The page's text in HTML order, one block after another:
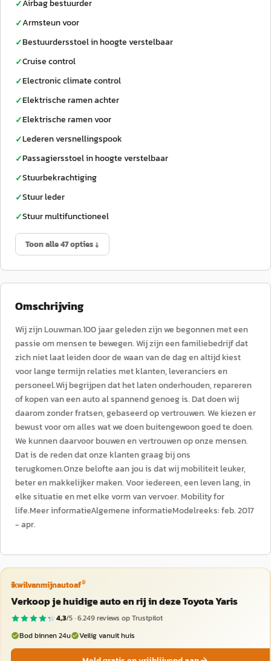
✓Airbag bestuurder
✓Armsteun voor
✓Bestuurdersstoel in hoogte verstelbaar
✓Cruise control
✓Electronic climate control
✓Elektrische ramen achter
✓Elektrische ramen voor
✓Lederen versnellingspook
✓Passagiersstoel in hoogte verstelbaar
✓Stuurbekrachtiging
✓Stuur leder
✓Stuur multifunctioneel
Toon alle 47 opties ↓
Omschrijving
Wij zijn Louwman.100 jaar geleden zijn we begonnen met een
passie om mensen te bewegen. Wij zijn een familiebedrijf dat
zich niet laat leiden door de waan van de dag en altijd kiest
voor lange termijn relaties met klanten, leveranciers en
personeel.Wij begrijpen dat het laten onderhouden, repareren
of kopen van een auto al spannend genoeg is. Dat doen wij
daarom zonder fratsen, gebaseerd op vertrouwen. We kiezen er
bewust voor om alles wat we doen buitengewoon goed te doen.
We kunnen daarvoor bouwen en vertrouwen op onze mensen.
Dat is de reden dat onze klanten graag bij ons
terugkomen.Onze belofte aan jou is dat wij mobiliteit leuker,
beter en makkelijker maken. Voor iedereen, een leven lang, in
elke situatie en met elke vorm van vervoer. Mobility for
life.Meer informatieAlgemene informatieModelreeks: feb. 2017
- apr.
ikwilvanmijnautoaf®
Verkoop je huidige auto en rij in deze Toyota Yaris
4,3/5 ·6.249reviews op Trustpilot
Bod binnen 24u
Veilig vanuit huis